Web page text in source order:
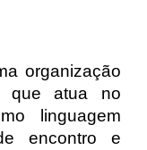
organização
que atua no
linguagem
encontro e